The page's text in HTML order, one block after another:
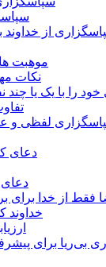
۶-۹
سپاسگزاری از
۶-۱۲
۶-۱۳
قلبی خود را با یک یا
۶-
و سپاسگزاری لفظی
۶-۱۸
6-20
تقاضا فقط از خدا
6-22
6-23
بی‌ریا برای